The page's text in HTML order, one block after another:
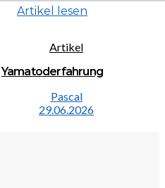
Artikel lesen
Artikel
Yamatoderfahrung
Pascal
29.06.2026